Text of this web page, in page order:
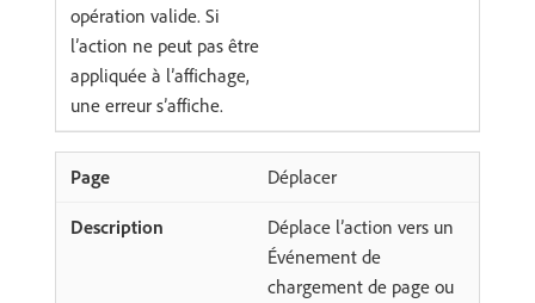
opération valide. Si
l’action ne peut pas être
appliquée à l’affichage,
une erreur s’affiche.
Déplacer
Déplace l’action vers un
Événement de
chargement de page ou